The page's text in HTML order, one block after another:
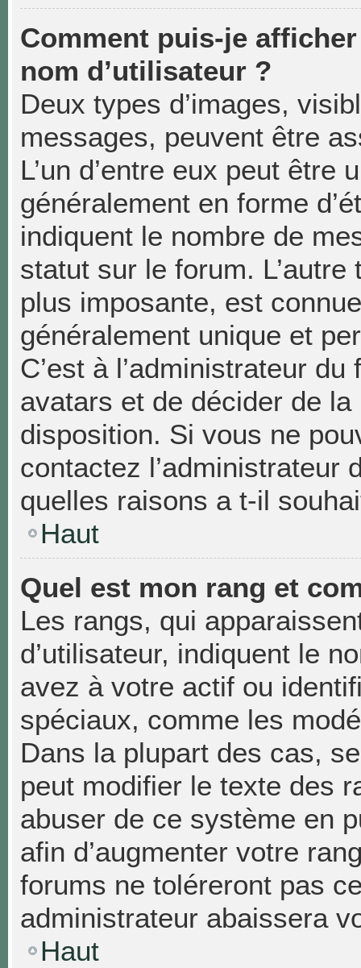
Comment puis-je
nom d’utilisateur ?
Deux types d’images,
messages, peuvent être
L’un d’entre eux peut
généralement en forme
indiquent le nombre de
statut sur le forum.
plus imposante, est
généralement unique et
C’est à l’administrateur
avatars et de décider de
disposition. Si vous ne
contactez l’administrateur
quelles raisons a t-il
Haut
Quel est mon rang et
Les rangs, qui
d’utilisateur, indiquent le
avez à votre actif ou
spéciaux, comme les
Dans la plupart des cas,
peut modifier le texte des
abuser de ce système en
afin d’augmenter votre
forums ne toléreront pas
administrateur abaissera
Haut